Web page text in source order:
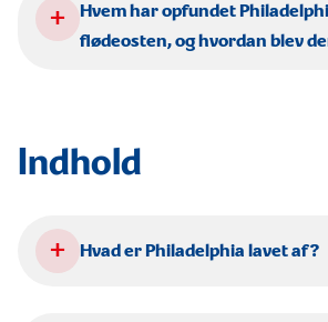
+
Hvem har opfundet
flødeosten, og hvordan blev
Indhold
+ Hvad er Philadelphia lavet af?